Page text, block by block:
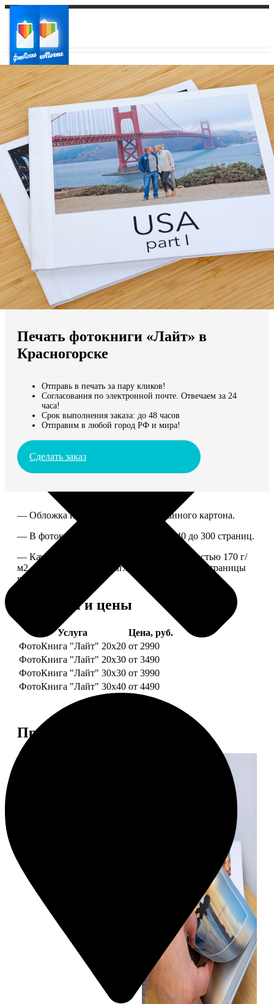
Ваш город:
Ваш регион доставки
Выберите из списка:
Мы доставляем по всему миру
Продолжить без города
Печать фотокниги «Лайт» в
Красногорске
Отправь в печать за пару кликов!
Согласования по электронной почте. Отвечаем за 24
часа!
Срок выполнения заказа: до 48 часов
Отправим в любой город РФ и мира!
Сделать заказ
— Обложка из твердого ламинированного картона.
— В фотокниге можно разместить от 40 до 300 страниц.
— Качественная мелованная бумага плотностью 170 г/
м2, то есть страницы выглядят, как плотные страницы
глянцевого журнала.
Форматы и цены
Услуга
Цена, руб.
ФотоКнига "Лайт" 20x20 от 2990
ФотоКнига "Лайт" 20x30 от 3490
ФотоКнига "Лайт" 30x30 от 3990
ФотоКнига "Лайт" 30x40 от 4490
Примеры работ